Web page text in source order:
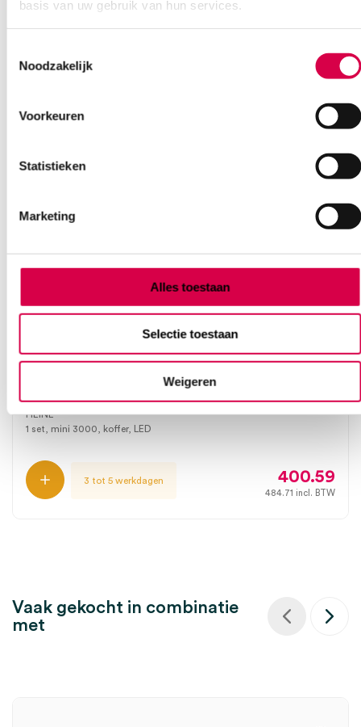
basis van uw gebruik van hun services.
Noodzakelijk
Voorkeuren
Statistieken
Marketing
Alles toestaan
Selectie toestaan
Weigeren
Heine mini 3000 LED
Otoscoop+Oftalmoscoop, 2x mini 3000
HEINE
1 set, mini 3000, koffer, LED
3 tot 5 werkdagen 400.59
484.71 incl. BTW
Vaak gekocht in combinatie
met